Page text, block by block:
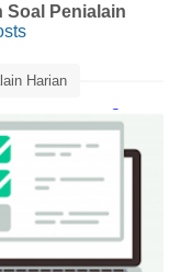
Soal Penialain
Harian